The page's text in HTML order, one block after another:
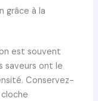
grâce à la
est souvent
saveurs ont le
Conservez-